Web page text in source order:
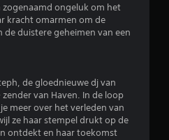
5
s
e
r
ongeluk om het
kracht omarmen om de
de duistere geheimen van een
de gloednieuwe dj van
zender van Haven. In de loop
meer over het verleden van
ze haar stempel drukt op de
ontdekt en haar toekomst